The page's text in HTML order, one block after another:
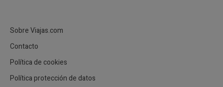
Sobre Viajas.com
Contacto
Política de cookies
Política protección de datos